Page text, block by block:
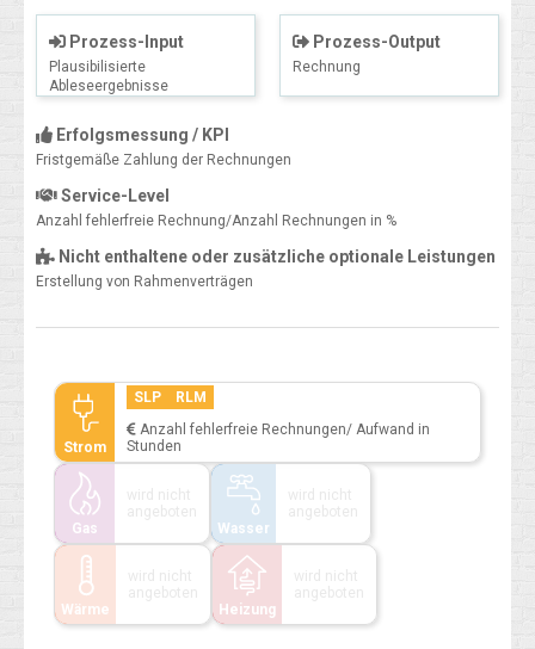
Prozess-Input
Plausibilisierte
Ableseergebnisse
Prozess-Output
Rechnung
Erfolgsmessung / KPI
Fristgemäße Zahlung der Rechnungen
Service-Level
Anzahl fehlerfreie Rechnung/Anzahl Rechnungen in %
Nicht enthaltene oder zusätzliche optionale Leistungen
Erstellung von Rahmenverträgen
Strom
SLP
RLM
Anzahl fehlerfreie Rechnungen/ Aufwand in
Stunden
Gas
Wasser
Wärme
Heizung